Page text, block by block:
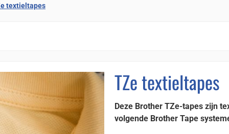
textieltapes
TZe textieltapes
Deze Brother TZe-tapes zijn
volgende Brother Tape